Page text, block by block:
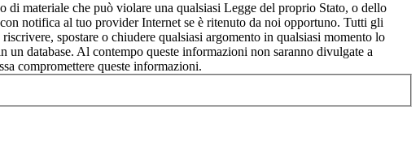
materiale che può violare una qualsiasi Legge del proprio Stato, o dello
notifica al tuo provider Internet se è ritenuto da noi opportuno. Tutti gli
spostare o chiudere qualsiasi argomento in qualsiasi momento lo
database. Al contempo queste informazioni non saranno divulgate a
compromettere queste informazioni.